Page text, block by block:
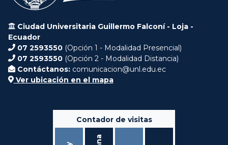
Ciudad Universitaria Guillermo Falconí - Loja -
Ecuador
07 2593550 (Opción 1 - Modalidad Presencial)
07 2593550 (Opción 2 - Modalidad Distancia)
Contáctanos: comunicacion@unl.edu.ec
Ver ubicación en el mapa
Contador de visitas